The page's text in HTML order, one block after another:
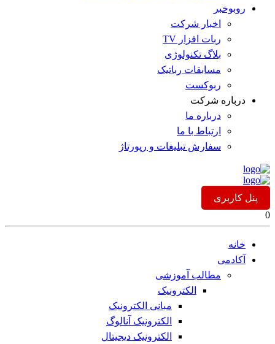
روبوخبر
اخبار شرکت
ربات افزار TV
بلاگ تکنولوژی
مسابقات رباتیک
ربوکست
درباره شرکت
درباره ما
ارتباط با ما
سفارش تبلیغات و رپورتاژ
پنل کاربری
0
خانه
آکادمی
مطالب آموزشی
الکترونیک
مبانی الکترونیک
الکترونیک آنالوگ
الکترونیک دیجیتال